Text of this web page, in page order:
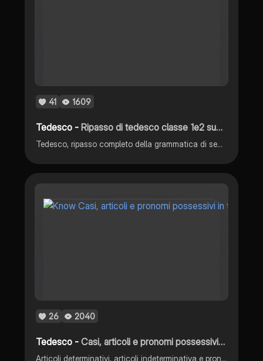
41 1609
Tedesco -Ripasso di tedesco classe 1e2 superiore
Tedesco, ripasso completo della grammatica di second a e prima superiore
26 2040
Tedesco -Casi, articoli e pronomi possessivi in tedesco
Articoli determinativi, articoli indeterminativa e pronomi possessivi